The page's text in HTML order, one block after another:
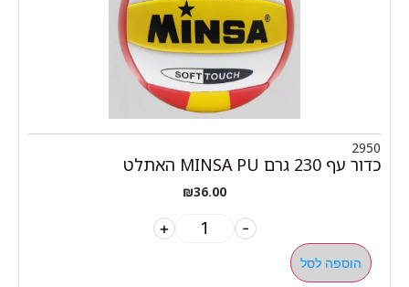
2950
כדור עף 230 גרם MINSA PU האתלט
₪36.00
-
+
הוספה לסל